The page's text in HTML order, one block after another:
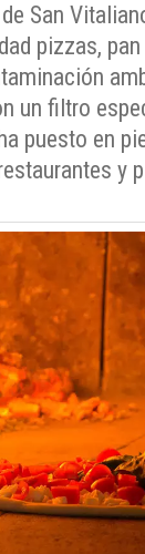
San
pizzas,
un filtro
puesto en
y